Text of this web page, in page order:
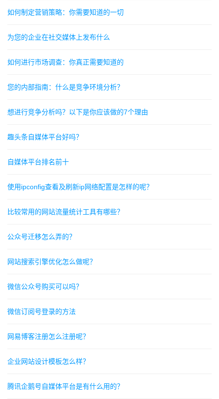
如何制定营销策略：你需要知道的一切
为您的企业在社交媒体上发布什么
如何进行市场调查：你真正需要知道的
您的内部指南：什么是竞争环境分析？
想进行竞争分析吗？以下是你应该做的7个理由
趣头条自媒体平台好吗？
自媒体平台排名前十
使用ipconfig查看及刷新ip网络配置是怎样的呢？
比较常用的网站流量统计工具有哪些？
公众号迁移怎么弄的？
网站搜索引擎优化怎么做呢？
微信公众号购买可以吗？
微信订阅号登录的方法
网易博客注册怎么注册呢？
企业网站设计模板怎么样？
腾讯企鹅号自媒体平台是有什么用的？